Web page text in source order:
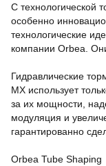
С технологической
особенно
технологические
компании Orbea.
Гидравлические
MX использует
за их мощности,
модуляция и
гарантированно
Orbea Tube Shaping